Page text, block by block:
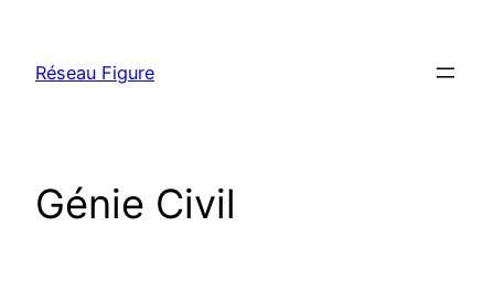
contenu
Réseau Figure
Génie Civil